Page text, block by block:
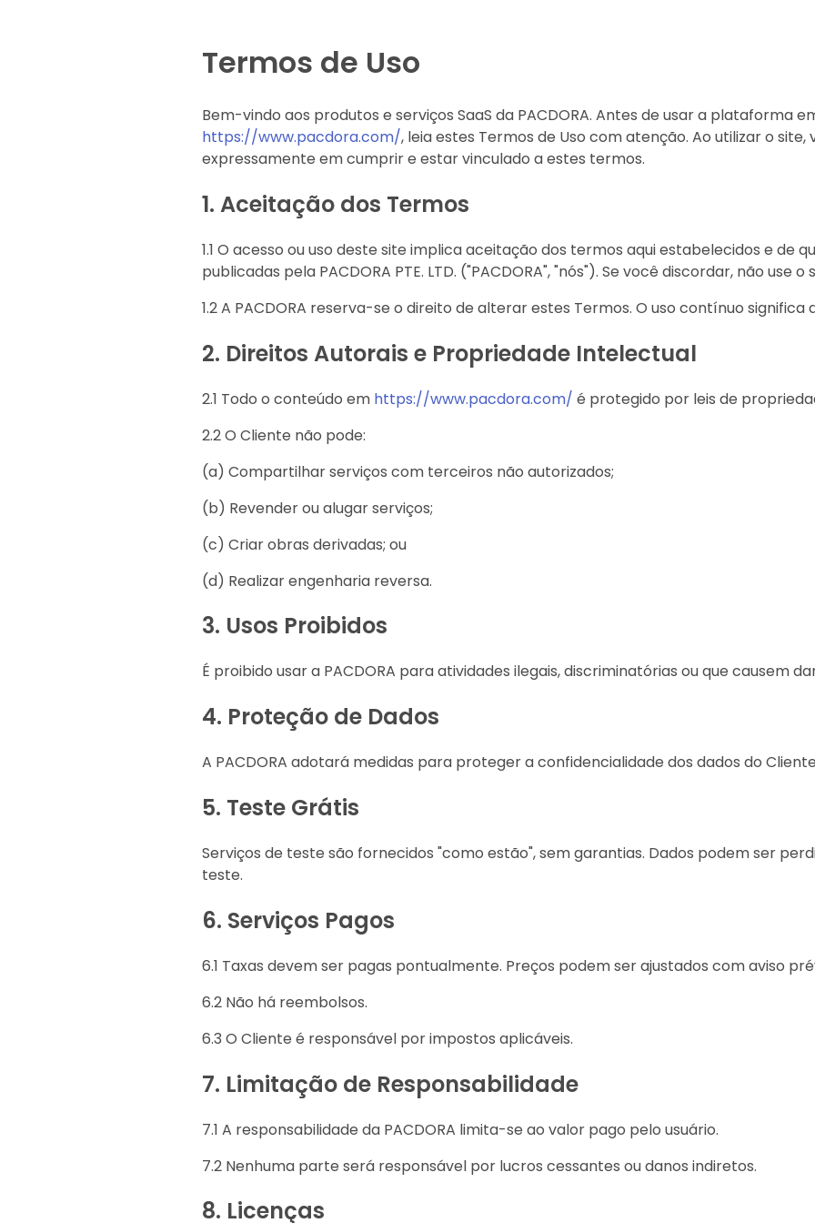
Termos de Uso
Bem-vindo aos produtos e serviços SaaS da PACDORA. Antes de usar a plataforma
https://www.pacdora.com/, leia estes Termos de Uso com atenção. Ao utilizar o
expressamente em cumprir e estar vinculado a estes termos.
1. Aceitação dos Termos
1.1 O acesso ou uso deste site implica aceitação dos termos aqui estabelecidos e de
publicadas pela PACDORA PTE. LTD. ("PACDORA", "nós"). Se você discordar, não use o
1.2 A PACDORA reserva-se o direito de alterar estes Termos. O uso contínuo
2. Direitos Autorais e Propriedade Intelectual
2.1 Todo o conteúdo em https://www.pacdora.com/ é protegido por leis de
2.2 O Cliente não pode:
(a) Compartilhar serviços com terceiros não autorizados;
(b) Revender ou alugar serviços;
(c) Criar obras derivadas; ou
(d) Realizar engenharia reversa.
3. Usos Proibidos
É proibido usar a PACDORA para atividades ilegais, discriminatórias ou que causem
4. Proteção de Dados
A PACDORA adotará medidas para proteger a confidencialidade dos dados do
5. Teste Grátis
Serviços de teste são fornecidos "como estão", sem garantias. Dados podem ser
teste.
6. Serviços Pagos
6.1 Taxas devem ser pagas pontualmente. Preços podem ser ajustados com aviso
6.2 Não há reembolsos.
6.3 O Cliente é responsável por impostos aplicáveis.
7. Limitação de Responsabilidade
7.1 A responsabilidade da PACDORA limita-se ao valor pago pelo usuário.
7.2 Nenhuma parte será responsável por lucros cessantes ou danos indiretos.
8. Licenças